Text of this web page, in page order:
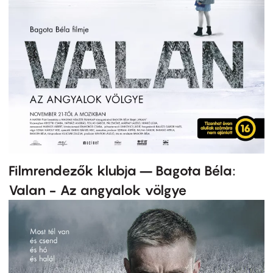
Filmrendezők klubja – Bagota Béla:
Valan - Az angyalok völgye